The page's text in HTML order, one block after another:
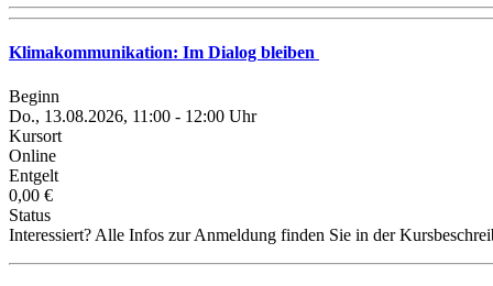
Klimakommunikation: Im Dialog bleiben
Beginn
Do., 13.08.2026, 11:00 - 12:00 Uhr
Kursort
Online
Entgelt
0,00 €
Status
Interessiert? Alle Infos zur Anmeldung finden Sie in der